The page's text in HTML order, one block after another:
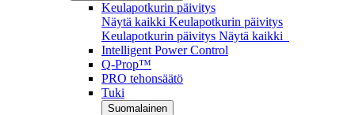
Keulapotkurin päivitys
Näytä kaikki Keulapotkurin päivitys
Keulapotkurin päivitys Näytä kaikki
Intelligent Power Control
Q-Prop™
PRO tehonsäätö
Tuki
Suomalainen